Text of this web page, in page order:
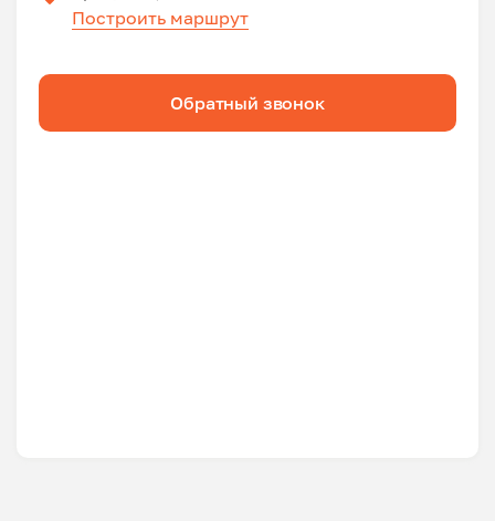
Построить маршрут
Обратный звонок